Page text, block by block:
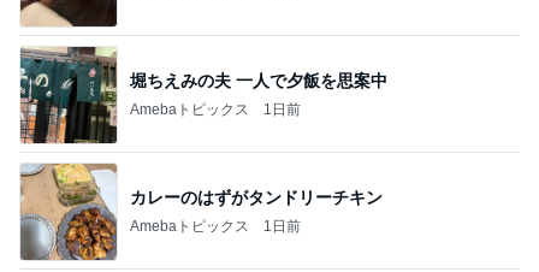
堀ちえみの夫 一人で夕飯を思案中
Amebaトピックス 1日前
カレーのはずがタンドリーチキン
Amebaトピックス 1日前